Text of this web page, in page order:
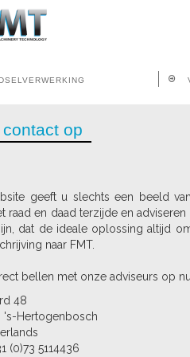
op
geeft u slechts een beeld
raad en daad terzijde en
dat de ideale oplossing altijd
naar FMT.
bellen met onze adviseurs op
48
's-Hertogenbosch
(0)73 5114436